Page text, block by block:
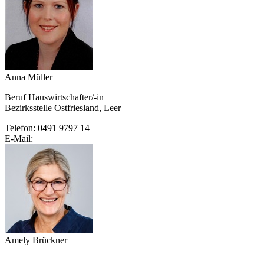
Anna Müller
Beruf Hauswirtschafter/-in
Bezirksstelle Ostfriesland, Leer
Telefon: 0491 9797 14
E-Mail:
Amely Brückner